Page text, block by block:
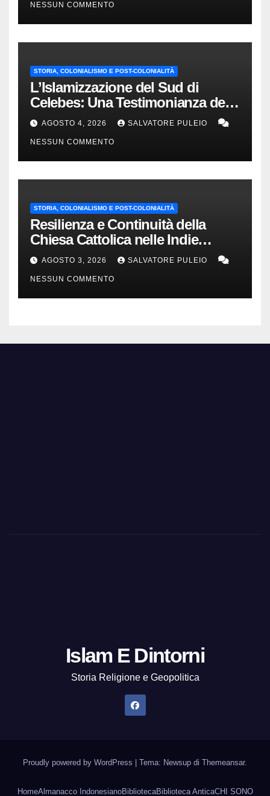
NESSUN COMMENTO
STORIA, COLONIALISMO E POST-COLONIALITÀ
L’Islamizzazione del Sud di
Celebes: Una Testimonianza del
1840.
AGOSTO 4, 2026 SALVATORE PULEIO
NESSUN COMMENTO
STORIA, COLONIALISMO E POST-COLONIALITÀ
Resilienza e Continuità della
Chiesa Cattolica nelle Indie
Orientali Olandesi
AGOSTO 3, 2026 SALVATORE PULEIO
NESSUN COMMENTO
Islam E Dintorni
Storia Religione e Geopolitica
Proudly powered by WordPress | Tema: Newsup di Themeansar.
HomeAlmanacco IndonesianoBibliotecaBiblioteca AnticaCHI SONO